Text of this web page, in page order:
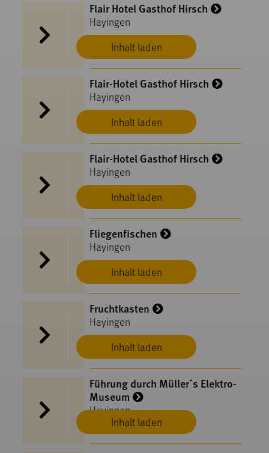
Inhalt laden
Flair Hotel Gasthof Hirsch
Hayingen
Inhalt laden
Flair-Hotel Gasthof Hirsch
Hayingen
Inhalt laden
Flair-Hotel Gasthof Hirsch
Hayingen
Inhalt laden
Fliegenfischen
Hayingen
Inhalt laden
Fruchtkasten
Hayingen
Inhalt laden
Führung durch Müller´s Elektro-
Museum
Hayingen